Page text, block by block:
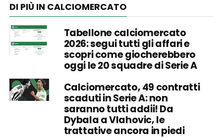
DI PIÙ IN CALCIOMERCATO
Tabellone calciomercato
2026: segui tutti gli affari e
scopri come giocherebbero
oggi le 20 squadre di Serie A
Calciomercato, 49 contratti
scaduti in Serie A: non
saranno tutti addii! Da
Dybala a Vlahovic, le
trattative ancora in piedi